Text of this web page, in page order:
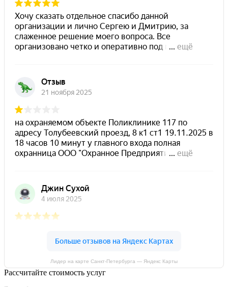
Лидер на карте Санкт‑Петербурга — Яндекс Карты
Расcчитайте стоимость услуг